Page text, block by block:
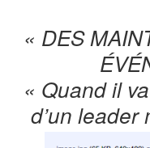
« DES
« Quand il
d’un